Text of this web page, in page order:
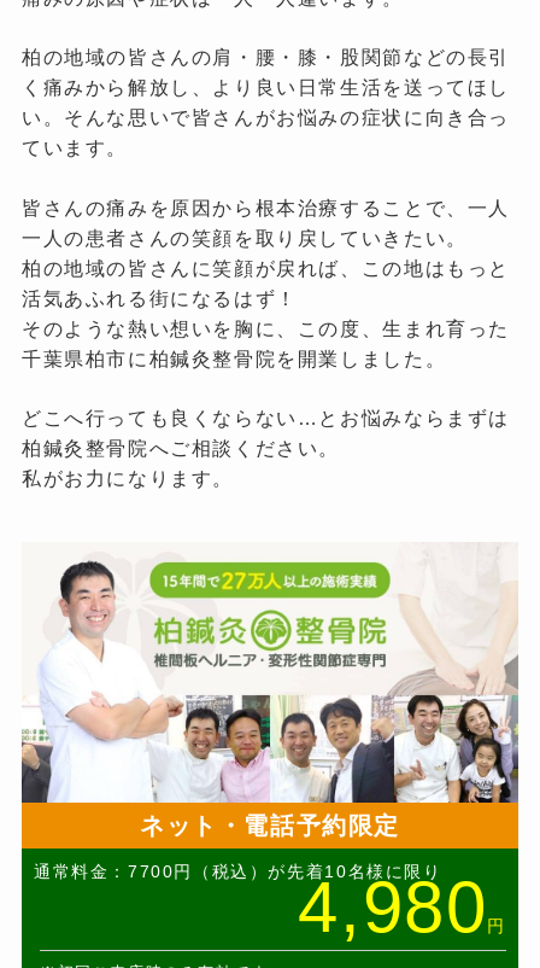
柏の地域の皆さんの肩・腰・膝・股関節などの長引
く痛みから解放し、より良い日常生活を送ってほし
い。そんな思いで皆さんがお悩みの症状に向き合っ
ています。
皆さんの痛みを原因から根本治療することで、一人
一人の患者さんの笑顔を取り戻していきたい。
柏の地域の皆さんに笑顔が戻れば、この地はもっと
活気あふれる街になるはず！
そのような熱い想いを胸に、この度、生まれ育った
千葉県柏市に柏鍼灸整骨院を開業しました。
どこへ行っても良くならない…とお悩みならまずは
柏鍼灸整骨院へご相談ください。
私がお力になります。
ネット・電話予約限定
通常料金：7700円（税込）が先着10名様に限り
4,980 円